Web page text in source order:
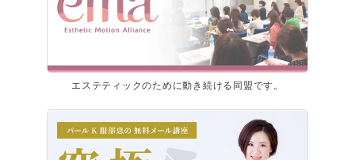
エステティックのために動き続ける同盟です。